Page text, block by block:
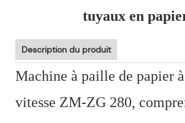
tuyaux en
Description du produit
Machine à paille de papier
vitesse ZM-ZG 280,